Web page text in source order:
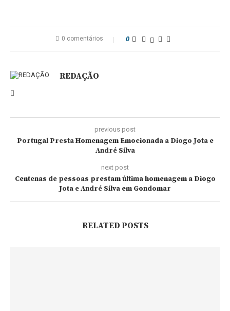
0 comentários 0
REDAÇÃO
previous post
Portugal Presta Homenagem Emocionada a Diogo Jota e
André Silva
next post
Centenas de pessoas prestam última homenagem a Diogo
Jota e André Silva em Gondomar
RELATED POSTS